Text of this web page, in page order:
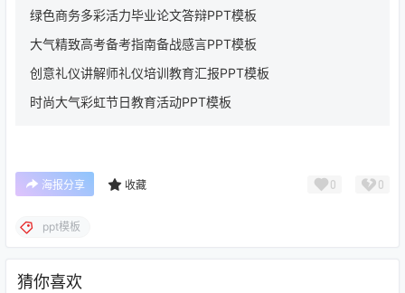
绿色商务多彩活力毕业论文答辩PPT模板
大气精致高考备考指南备战感言PPT模板
创意礼仪讲解师礼仪培训教育汇报PPT模板
时尚大气彩虹节日教育活动PPT模板
海报分享 收藏 0 0
ppt模板
猜你喜欢